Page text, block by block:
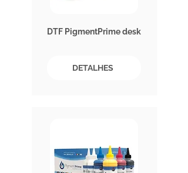
DTF PigmentPrime desk
DETALHES